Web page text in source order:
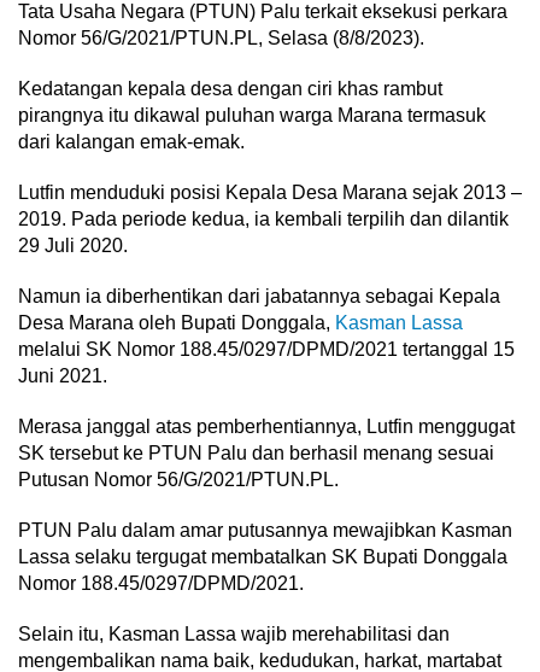
Tata Usaha Negara (PTUN) Palu terkait eksekusi perkara
Nomor 56/G/2021/PTUN.PL, Selasa (8/8/2023).
Kedatangan kepala desa dengan ciri khas rambut
pirangnya itu dikawal puluhan warga Marana termasuk
dari kalangan emak-emak.
Lutfin menduduki posisi Kepala Desa Marana sejak 2013 –
2019. Pada periode kedua, ia kembali terpilih dan dilantik
29 Juli 2020.
Namun ia diberhentikan dari jabatannya sebagai Kepala
Desa Marana oleh Bupati Donggala, Kasman Lassa
melalui SK Nomor 188.45/0297/DPMD/2021 tertanggal 15
Juni 2021.
Merasa janggal atas pemberhentiannya, Lutfin menggugat
SK tersebut ke PTUN Palu dan berhasil menang sesuai
Putusan Nomor 56/G/2021/PTUN.PL.
PTUN Palu dalam amar putusannya mewajibkan Kasman
Lassa selaku tergugat membatalkan SK Bupati Donggala
Nomor 188.45/0297/DPMD/2021.
Selain itu, Kasman Lassa wajib merehabilitasi dan
mengembalikan nama baik, kedudukan, harkat, martabat